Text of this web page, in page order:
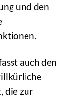
und den
auch den
die zur